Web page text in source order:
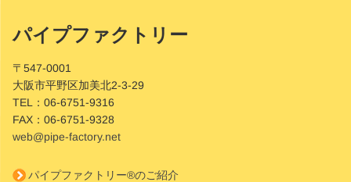
Site
Footer
パイプファクトリー
〒547-0001
大阪市平野区加美北2-3-29
TEL：06-6751-9316
FAX：06-6751-9328
web@pipe-factory.net
パイプファクトリー®のご紹介